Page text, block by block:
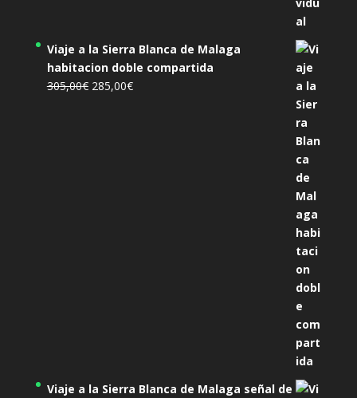
Viaje a la Sierra Blanca de Malaga
habitacion doble compartida
305,00€ El
285,00€El
Viaje a la Sierra Blanca de Malaga señal de